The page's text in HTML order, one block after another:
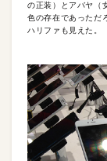
の正装）とアバヤ（
色の存在であっただ
ハリファも見えた。